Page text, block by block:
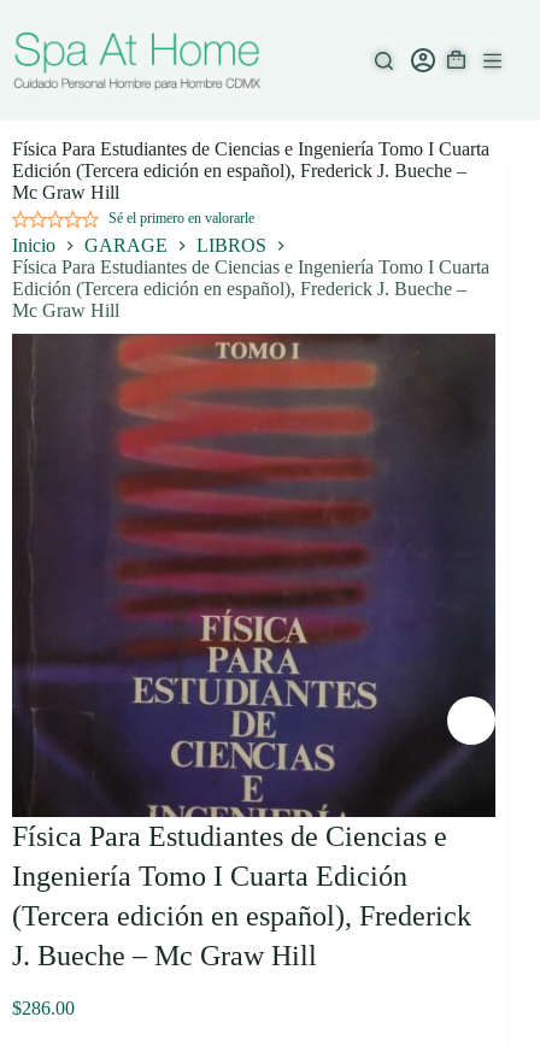
contenido
Física Para Estudiantes de Ciencias e Ingeniería Tomo I Cuarta
Edición (Tercera edición en español), Frederick J. Bueche –
Mc Graw Hill
Sé el primero en valorarle
Inicio GARAGE
LIBROS
Física Para Estudiantes de Ciencias e Ingeniería Tomo I Cuarta
Edición (Tercera edición en español), Frederick J. Bueche –
Mc Graw Hill
Física Para Estudiantes de Ciencias e
Ingeniería Tomo I Cuarta Edición
(Tercera edición en español), Frederick
J. Bueche – Mc Graw Hill
$286.00